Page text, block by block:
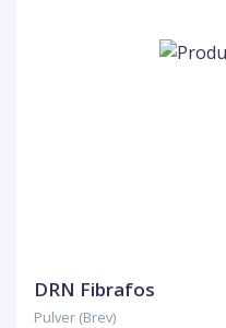
DRN Fibrafos
Pulver (Brev)